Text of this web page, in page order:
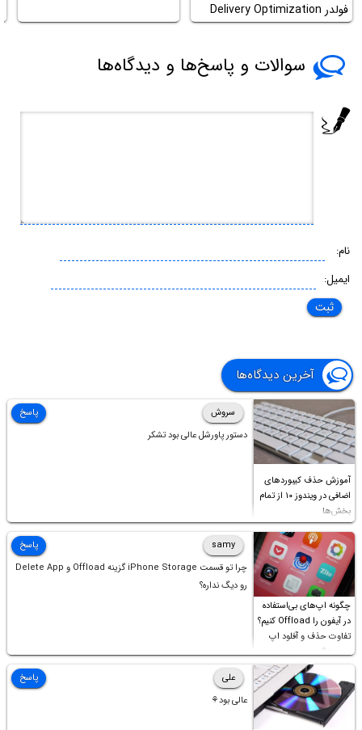
فولدر Delivery Optimization
سوالات و پاسخ‌ها و دیدگاه‌ها
نام:
ایمیل:
آخرین دیدگاه‌ها
آموزش حذف کیبوردهای
اضافی در ویندوز ۱۰ از تمام
بخش‌ها
سروش
دستور پاورشل عالی بود تشکر
پاسخ
چگونه اپ‌های بی‌استفاده
در آیفون را Offload کنیم؟
تفاوت حذف و آفلود اپ
چیست؟
samy
چرا تو قسمت iPhone Storage گزینه Offload و Delete App
رو دیگ نداره؟
پاسخ
علی
عالی بود⚘
پاسخ